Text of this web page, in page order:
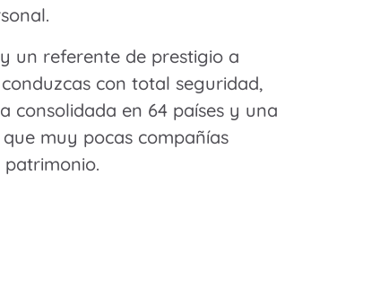
un referente de prestigio a
con total seguridad,
consolidada en 64 países y una
muy pocas compañías